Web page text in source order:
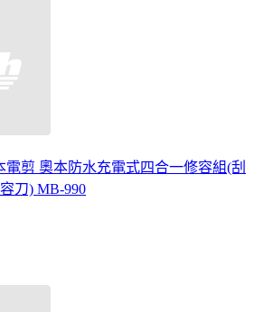
電剪 奧本防水充電式四合一修容組(刮
刀) MB-990